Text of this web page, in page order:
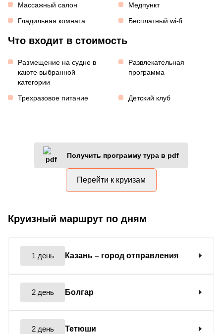
Массажный салон
Медпункт
Гладильная комната
Бесплатный wi-fi
Что входит в стоимость
Размещение на судне в
каюте выбранной
категории
Развлекательная
программа
Трехразовое питание Детский клуб
Получить программу тура в pdf
Перейти к круизам
Круизный маршрут по дням
1 день Казань – город отправления
2 день Болгар
2 день Тетюши